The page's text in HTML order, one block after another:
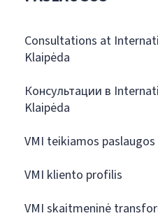
Consultations at
Klaipėda
Консультации в
Klaipėda
VMI teikiamos paslaugos
VMI kliento profilis
VMI skaitmeninė